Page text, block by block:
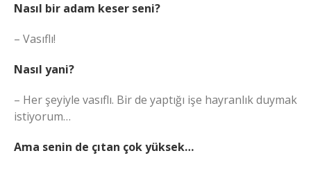
Nasıl bir adam keser seni?
– Vasıflı!
Nasıl yani?
– Her şeyiyle vasıflı. Bir de yaptığı işe hayranlık duymak
istiyorum…
Ama senin de çıtan çok yüksek…